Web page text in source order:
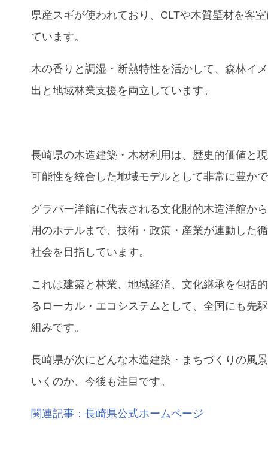
県産スギが使われており、CLTや木質壁材を客
ています。
木の香りと調湿・断熱特性を活かして、森林イ
出と地域林業支援を両立しています。
長崎県の木造建築・木材利用は、歴史的価値と
可能性を統合した地域モデルとして非常に豊か
グラバー洋館に代表される文化財的木造洋館か
用のホテルまで、技術・政策・産業が連動した
社会を目指しています。
これは建築と林業、地域経済、文化継承を包括
るローカル・エコシステムとして、全国にも先
組みです。
長崎県が次にどんな木造建築・まちづくりの風
いくのか、今後も注目です。
関連記事：長崎県公式ホームページ